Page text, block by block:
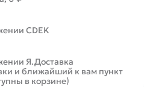
CDEK
Я.Доставка
и ближайший к вам пункт
в корзине)